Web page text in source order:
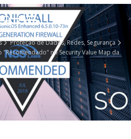
Proteção de Dados,Redes, Segurança
"Recomendado" no Security Value Map da